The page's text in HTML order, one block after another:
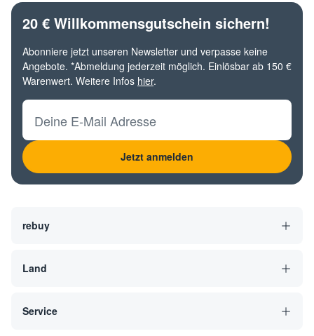
20 € Willkommensgutschein sichern!
Abonniere jetzt unseren Newsletter und verpasse keine
Angebote. *Abmeldung jederzeit möglich. Einlösbar ab 150 €
Warenwert. Weitere Infos hier.
Deine E-Mail Adresse
Jetzt anmelden
rebuy
Land
Service